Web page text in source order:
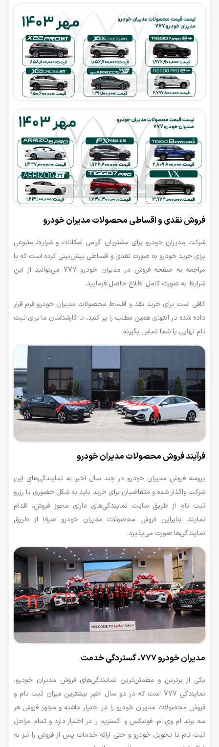
فروش نقدی و اقساطی محصولات مدیران خودرو
شرکت مدیران خودرو برای مشتریان گرامی امکانات و شرایط متنوعی
برای خرید خودرو به صورت نقدی و اقساطی پیش‌بینی کرده است که با
مراجعه به صفحه فروش در مدیران خودرو 777 می‌توانید از این
شرایط به صورت کامل اطلاع حاصل فرمایید.
کافی است برای خرید نقد و اقساط محصولات مدیران خودرو فرم قرار
داده شده در انتهای همین مطلب را پر کنید، تا کارشناسان ما برای ثبت
نام نهایی با شما تماس بگیرند.
فرآیند فروش محصولات مدیران خودرو
پروسه فروش مدیران خودرو در چند سال اخیر به نمایندگی‌های این
شرکت واگذار شده و متقاضیان برای خرید باید به شکل حضوری یا رزرو
ثبت نام از طریق سایت نمایندگی‌های دارای مجوز فروش، اقدام
نمایند. بنابراین فروش محصولات مدیران خودرو صرفا از طریق
نمایندگی‌ها صورت می‌پذیرد.
مدیران خودرو 777، گستردگی خدمت
یکی از برترین و مطمئن‌ترین نمایندگی‌های فروش مدیران خودرو،
نمایندگی 777 است که در دو سال اخیر بیشترین میزان ثبت نام و
فروش محصولات مدیران خودرو را در اختیار داشته و مجوز فروش هر
سه برند ام وی ام، فونیکس و اکستریم را در اختیار دارد و تمام مراحل
ثبت نام تا تحویل خودرو و حتی ارائه خدمات پس از فروش را نیز به